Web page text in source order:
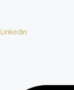
Linkedin